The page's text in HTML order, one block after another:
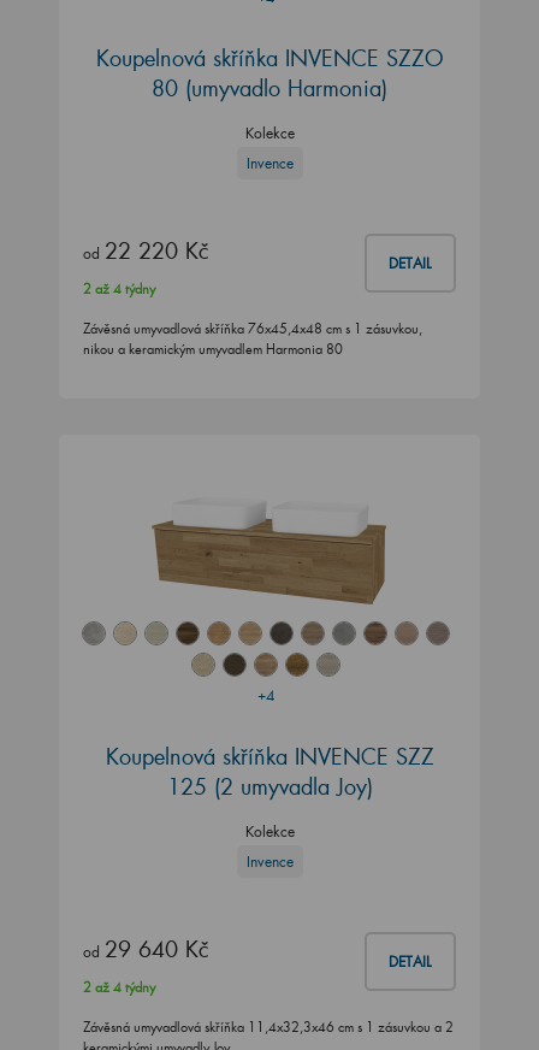
Koupelnová skříňka INVENCE SZZO
80 (umyvadlo Harmonia)
Kolekce
Invence
od 22 220 Kč DETAIL
2 až 4 týdny
Závěsná umyvadlová skříňka 76x45,4x48 cm s 1 zásuvkou,
nikou a keramickým umyvadlem Harmonia 80
+4
Koupelnová skříňka INVENCE SZZ
125 (2 umyvadla Joy)
Kolekce
Invence
od 29 640 Kč DETAIL
2 až 4 týdny
Závěsná umyvadlová skříňka 11,4x32,3x46 cm s 1 zásuvkou a 2